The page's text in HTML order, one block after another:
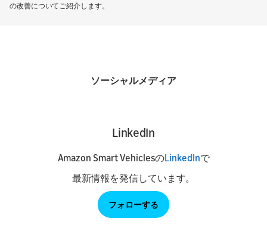
の改善についてご紹介します。
ソーシャルメディア
LinkedIn
Amazon Smart VehiclesのLinkedInで
最新情報を発信しています。
フォローする